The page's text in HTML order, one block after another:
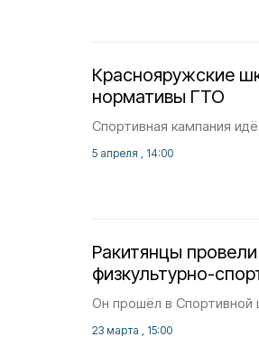
Краснояружские
нормативы ГТО
Спортивная кампания
5 апреля , 14:00
Ракитянцы
физкультурно-
Он прошёл в Спортивной
23 марта , 15:00